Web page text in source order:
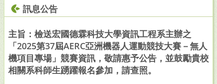
訊息公告
主旨：檢送宏國德霖科技大學資訊工程系主辦之
「2025第37屆AERC亞洲機器人運動競技大賽－無人
機項目專場」競賽資訊，敬請惠予公告，並鼓勵貴校
相關系科師生踴躍報名參加，請查照。